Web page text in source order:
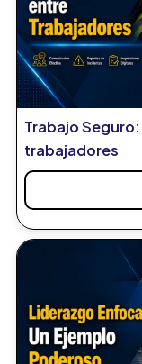
Trabajo
trabajadores